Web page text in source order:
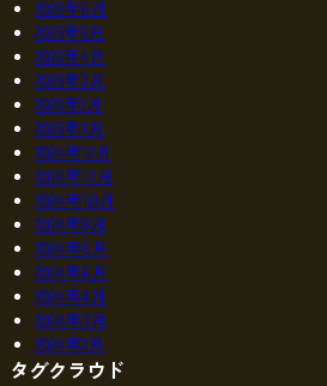
2025年6月
2025年5月
2025年4月
2025年3月
2025年2月
2025年1月
2024年12月
2024年11月
2024年10月
2024年9月
2024年8月
2024年6月
2024年4月
2024年3月
2024年2月
タグクラウド